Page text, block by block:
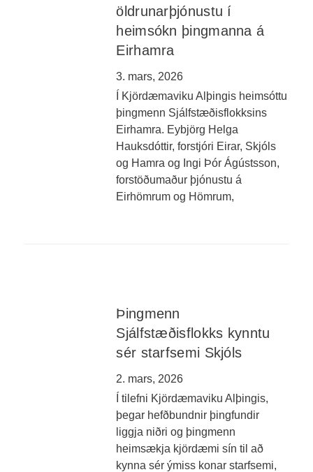
öldrunarþjónustu í
heimsókn þingmanna á
Eirhamra
3. mars, 2026
Í Kjördæmaviku Alþingis heimsóttu
þingmenn Sjálfstæðisflokksins
Eirhamra. Eybjörg Helga
Hauksdóttir, forstjóri Eirar, Skjóls
og Hamra og Ingi Þór Ágústsson,
forstöðumaður þjónustu á
Eirhömrum og Hömrum,
Þingmenn
Sjálfstæðisflokks kynntu
sér starfsemi Skjóls
2. mars, 2026
Í tilefni Kjördæmaviku Alþingis,
þegar hefðbundnir þingfundir
liggja niðri og þingmenn
heimsækja kjördæmi sín til að
kynna sér ýmiss konar starfsemi,